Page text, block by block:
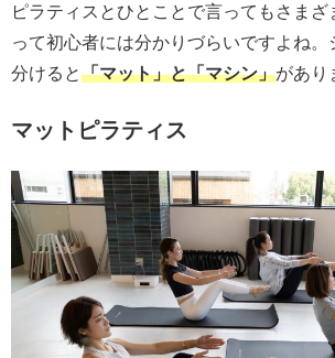
ピラティスとひとことで言ってもさまざ
って初心者には分かりづらいですよね。
分けると「マット」と「マシン」があり
マットピラティス